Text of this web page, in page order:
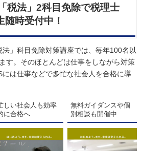
税法」2科目免除で税理士
時受付中！
」科目免除対策講座では、毎年100名以
す。そのほとんどは仕事をしながら対策
は仕事などで多忙な社会人を合格に導
しい社会人も効率
に合格へ
無料ガイダンスや個
別相談も開催中